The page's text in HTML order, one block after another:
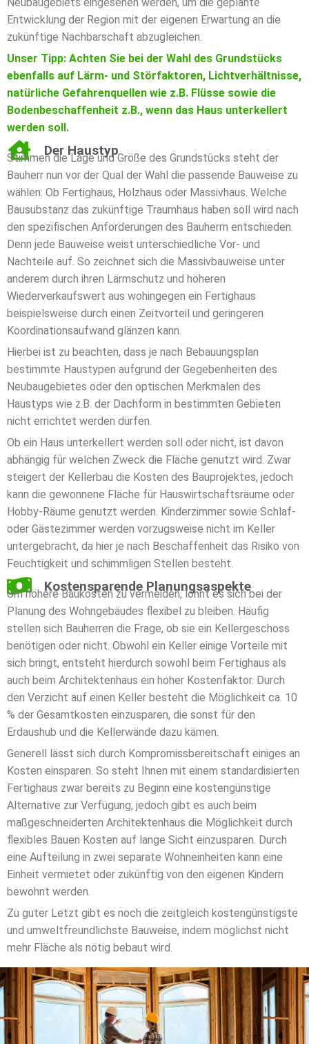
Entwicklung der Region mit der eigenen Erwartung an die
zukünftige Nachbarschaft abzugleichen.
Unser Tipp: Achten Sie bei der Wahl des Grundstücks
ebenfalls auf Lärm- und Störfaktoren, Lichtverhältnisse,
natürliche Gefahrenquellen wie z.B. Flüsse sowie die
Bodenbeschaffenheit z.B., wenn das Haus unterkellert
werden soll.
Der Haustyp
Stimmen die Lage und Größe des Grundstücks steht der
Bauherr nun vor der Qual der Wahl die passende Bauweise zu
wählen: Ob Fertighaus, Holzhaus oder Massivhaus. Welche
Bausubstanz das zukünftige Traumhaus haben soll wird nach
den spezifischen Anforderungen des Bauherrn entschieden.
Denn jede Bauweise weist unterschiedliche Vor- und
Nachteile auf. So zeichnet sich die Massivbauweise unter
anderem durch ihren Lärmschutz und höheren
Wiederverkaufswert aus wohingegen ein Fertighaus
beispielsweise durch einen Zeitvorteil und geringeren
Koordinationsaufwand glänzen kann.
Hierbei ist zu beachten, dass je nach Bebauungsplan
bestimmte Haustypen aufgrund der Gegebenheiten des
Neubaugebietes oder den optischen Merkmalen des
Haustyps wie z.B. der Dachform in bestimmten Gebieten
nicht errichtet werden dürfen.
Ob ein Haus unterkellert werden soll oder nicht, ist davon
abhängig für welchen Zweck die Fläche genutzt wird. Zwar
steigert der Kellerbau die Kosten des Bauprojektes, jedoch
kann die gewonnene Fläche für Hauswirtschaftsräume oder
Hobby-Räume genutzt werden. Kinderzimmer sowie Schlaf-
oder Gästezimmer werden vorzugsweise nicht im Keller
untergebracht, da hier je nach Beschaffenheit das Risiko von
Feuchtigkeit und schimmligen Stellen besteht.
Kostensparende Planungsaspekte
Um höhere Baukosten zu vermeiden, lohnt es sich bei der
Planung des Wohngebäudes flexibel zu bleiben. Häufig
stellen sich Bauherren die Frage, ob sie ein Kellergeschoss
benötigen oder nicht. Obwohl ein Keller einige Vorteile mit
sich bringt, entsteht hierdurch sowohl beim Fertighaus als
auch beim Architektenhaus ein hoher Kostenfaktor. Durch
den Verzicht auf einen Keller besteht die Möglichkeit ca. 10
% der Gesamtkosten einzusparen, die sonst für den
Erdaushub und die Kellerwände dazu kämen.
Generell lässt sich durch Kompromissbereitschaft einiges an
Kosten einsparen. So steht Ihnen mit einem standardisierten
Fertighaus zwar bereits zu Beginn eine kostengünstige
Alternative zur Verfügung, jedoch gibt es auch beim
maßgeschneiderten Architektenhaus die Möglichkeit durch
flexibles Bauen Kosten auf lange Sicht einzusparen. Durch
eine Aufteilung in zwei separate Wohneinheiten kann eine
Einheit vermietet oder zukünftig von den eigenen Kindern
bewohnt werden.
Zu guter Letzt gibt es noch die zeitgleich kostengünstigste
und umweltfreundlichste Bauweise, indem möglichst nicht
mehr Fläche als nötig bebaut wird.